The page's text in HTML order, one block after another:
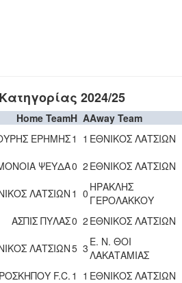
2024/25
Home TeamH AAway Team
ΕΡΗΜΗΣ1 1 ΕΘΝΙΚΟΣ ΛΑΤΣΙΩΝ
ΨΕΥΔΑ0 2 ΕΘΝΙΚΟΣ ΛΑΤΣΙΩΝ
ΛΑΤΣΙΩΝ1 0 ΗΡΑΚΛΗΣ
ΓΕΡΟΛΑΚΚΟΥ
ΑΣΠΙΣ ΠΥΛΑΣ0 2 ΕΘΝΙΚΟΣ ΛΑΤΣΙΩΝ
ΛΑΤΣΙΩΝ5 3 Ε. Ν. ΘΟΙ
ΛΑΚΑΤΑΜΙΑΣ
F.C. 1 1 ΕΘΝΙΚΟΣ ΛΑΤΣΙΩΝ